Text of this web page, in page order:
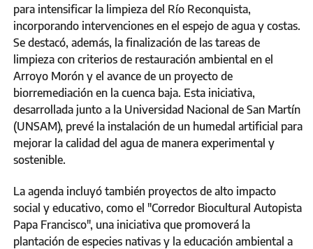
para intensificar la limpieza del Río Reconquista,
incorporando intervenciones en el espejo de agua y costas.
Se destacó, además, la finalización de las tareas de
limpieza con criterios de restauración ambiental en el
Arroyo Morón y el avance de un proyecto de
biorremediación en la cuenca baja. Esta iniciativa,
desarrollada junto a la Universidad Nacional de San Martín
(UNSAM), prevé la instalación de un humedal artificial para
mejorar la calidad del agua de manera experimental y
sostenible.
La agenda incluyó también proyectos de alto impacto
social y educativo, como el "Corredor Biocultural Autopista
Papa Francisco", una iniciativa que promoverá la
plantación de especies nativas y la educación ambiental a